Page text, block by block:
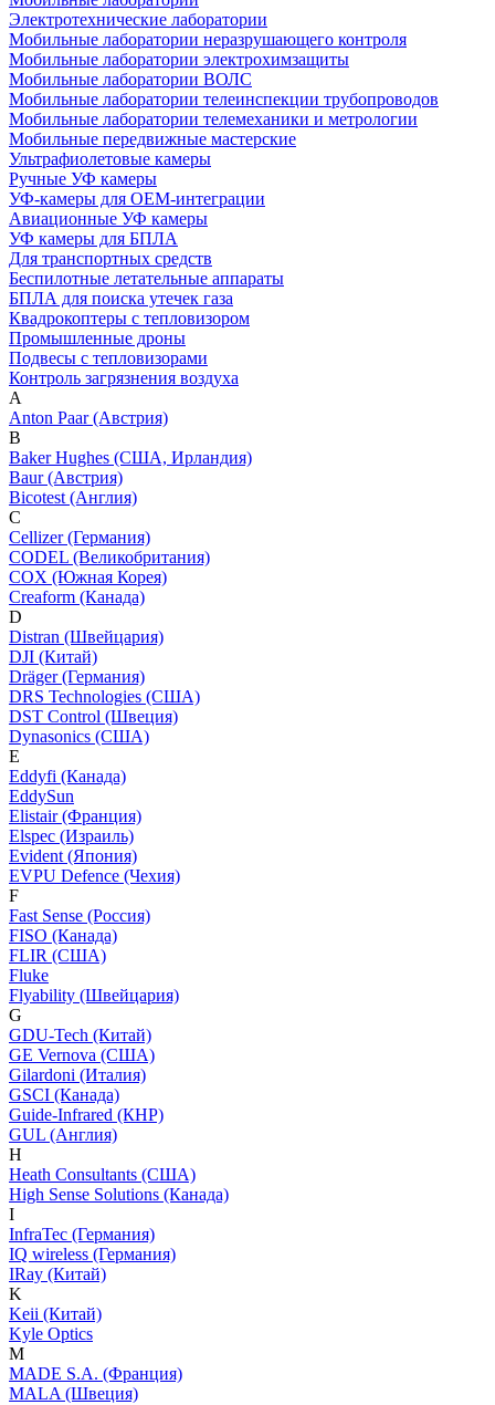
Электротехнические лаборатории
Мобильные лаборатории неразрушающего контроля
Мобильные лаборатории электрохимзащиты
Мобильные лаборатории ВОЛС
Мобильные лаборатории телеинспекции трубопроводов
Мобильные лаборатории телемеханики и метрологии
Мобильные передвижные мастерские
Ультрафиолетовые камеры
Ручные УФ камеры
УФ-камеры для OEM-интеграции
Авиационные УФ камеры
УФ камеры для БПЛА
Для транспортных средств
Беспилотные летательные аппараты
БПЛА для поиска утечек газа
Квадрокоптеры с тепловизором
Промышленные дроны
Подвесы с тепловизорами
Контроль загрязнения воздуха
A
Anton Paar (Австрия)
B
Baker Hughes (США, Ирландия)
Baur (Австрия)
Bicotest (Англия)
C
Cellizer (Германия)
CODEL (Великобритания)
COX (Южная Корея)
Creaform (Канада)
D
Distran (Швейцария)
DJI (Китай)
Dräger (Германия)
DRS Technologies (США)
DST Control (Швеция)
Dynasonics (США)
E
Eddyfi (Канада)
EddySun
Elistair (Франция)
Elspec (Израиль)
Evident (Япония)
EVPU Defence (Чехия)
F
Fast Sense (Россия)
FISO (Канада)
FLIR (США)
Fluke
Flyability (Швейцария)
G
GDU-Tech (Китай)
GE Vernova (США)
Gilardoni (Италия)
GSCI (Канада)
Guide-Infrared (КНР)
GUL (Англия)
H
Heath Consultants (США)
High Sense Solutions (Канада)
I
InfraTec (Германия)
IQ wireless (Германия)
IRay (Китай)
K
Keii (Китай)
Kyle Optics
M
MADE S.A. (Франция)
MALA (Швеция)